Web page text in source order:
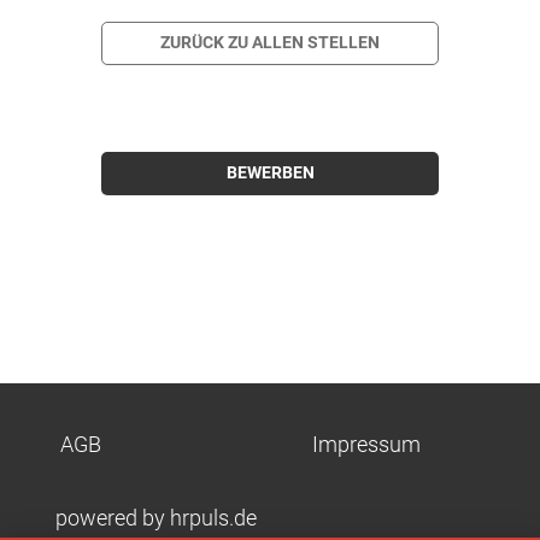
ZURÜCK ZU ALLEN STELLEN
BEWERBEN
AGB Impressum
powered by hrpuls.de